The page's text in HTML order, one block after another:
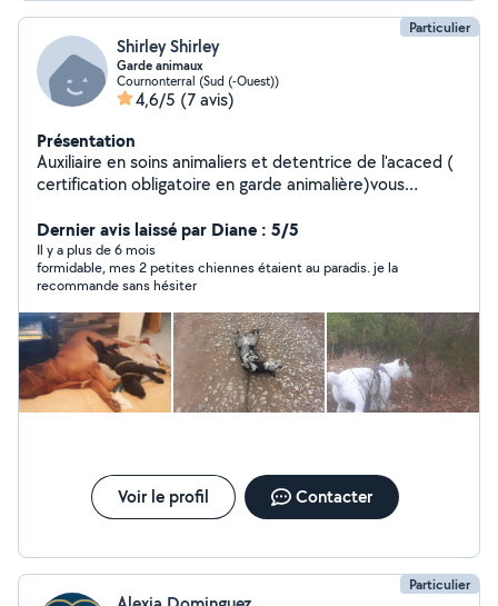
Particulier
Shirley Shirley
Garde animaux
Cournonterral (Sud (-Ouest))
4,6/5 (7 avis)
Présentation
Auxiliaire en soins animaliers et detentrice de l'acaced (
certification obligatoire en garde animalière)vous
lors de vos absences, déplacements,
imprévus,hospitalisation..., je réside à 20m du parc de la
vigne sur cournonterral, n'hésitez pas à me contacter A
très bientôt
Dernier avis laissé par Diane : 5/5
Il y a plus de 6 mois
formidable, mes 2 petites chiennes étaient au paradis. je la
recommande sans hésiter
Voir le profil Contacter
Particulier